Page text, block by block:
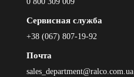
Сервисная служба
+38 (067) 807-19-92
Почта
sales_department@ralco.com.ua